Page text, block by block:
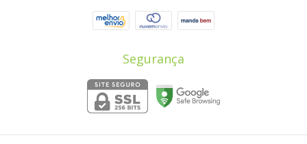
Segurança